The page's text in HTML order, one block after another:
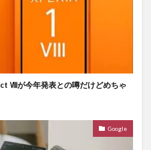
Ⅷが今年発表との噂だけどめちゃ
Google